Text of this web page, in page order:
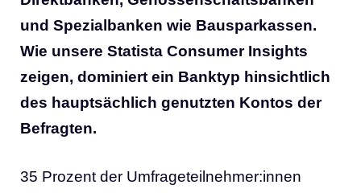
und Spezialbanken wie Bausparkassen.
Wie unsere Statista Consumer Insights
zeigen, dominiert ein Banktyp hinsichtlich
des hauptsächlich genutzten Kontos der
Befragten.
35 Prozent der Umfrageteilnehmer:innen